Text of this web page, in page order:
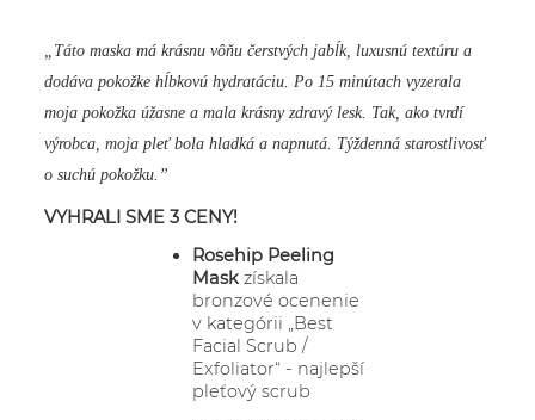
„Táto maska má krásnu vôňu čerstvých jabĺk, luxusnú textúru a
dodáva pokožke hĺbkovú hydratáciu. Po 15 minútach vyzerala
moja pokožka úžasne a mala krásny zdravý lesk. Tak, ako tvrdí
výrobca, moja pleť bola hladká a napnutá. Týždenná starostlivosť
o suchú pokožku.”
VYHRALI SME 3 CENY!
Rosehip Peeling
Maskzískala
bronzové ocenenie
v kategórii „Best
Facial Scrub /
Exfoliator“ - najlepší
pleťový scrub